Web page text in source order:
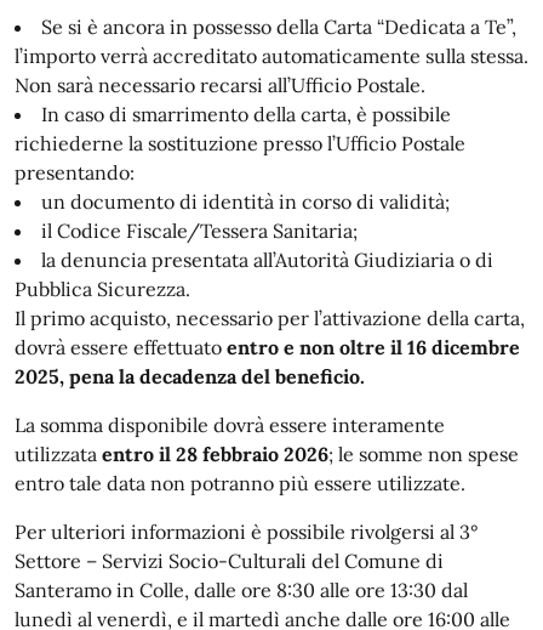
Se si è ancora in possesso della Carta “Dedicata a Te”,
l’importo verrà accreditato automaticamente sulla stessa.
Non sarà necessario recarsi all’Ufficio Postale.
In caso di smarrimento della carta, è possibile
richiederne la sostituzione presso l’Ufficio Postale
presentando:
un documento di identità in corso di validità;
il Codice Fiscale/Tessera Sanitaria;
la denuncia presentata all’Autorità Giudiziaria o di
Pubblica Sicurezza.
Il primo acquisto, necessario per l’attivazione della carta,
dovrà essere effettuato entro e non oltre il 16 dicembre
2025, pena la decadenza del beneficio.
La somma disponibile dovrà essere interamente
utilizzata entro il 28 febbraio 2026; le somme non spese
entro tale data non potranno più essere utilizzate.
Per ulteriori informazioni è possibile rivolgersi al 3°
Settore – Servizi Socio-Culturali del Comune di
Santeramo in Colle, dalle ore 8:30 alle ore 13:30 dal
lunedì al venerdì, e il martedì anche dalle ore 16:00 alle